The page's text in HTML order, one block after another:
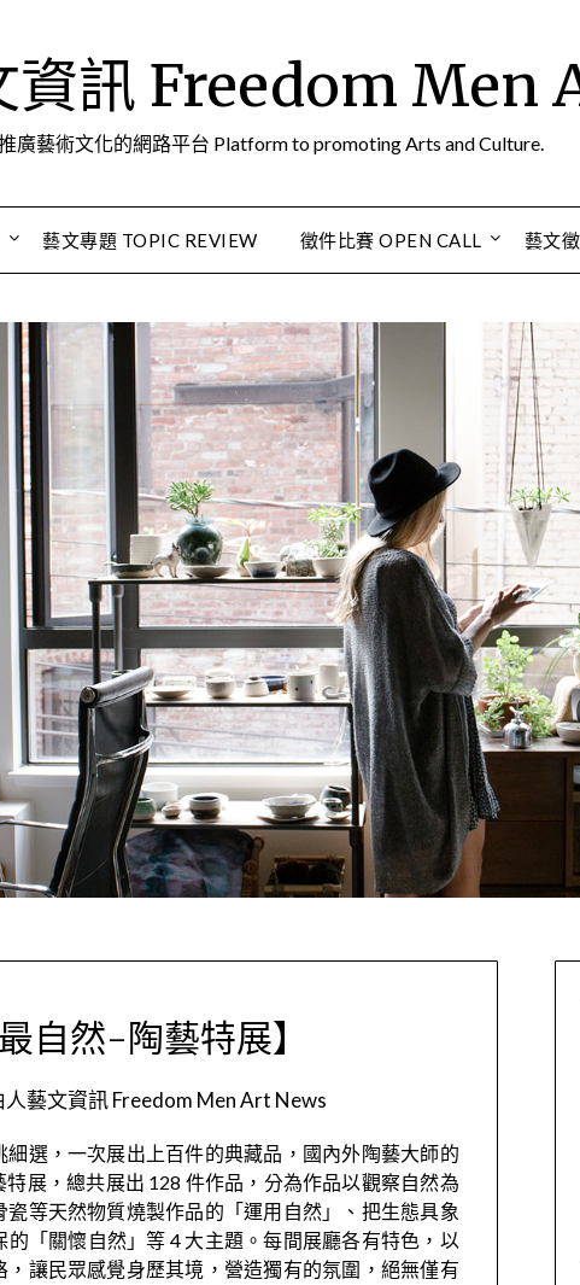
資訊 Freedom Men
廣藝術文化的網路平台 Platform to promoting Arts and Culture.
藝文專題 TOPIC REVIEW 徵件比賽 OPEN CALL 藝文
自然-陶藝特展】
人藝文資訊 Freedom Men Art News
選，一次展出上百件的典藏品，國內外陶藝大師的
展，總共展出 128 件作品，分為作品以觀察自然為
等天然物質燒製作品的「運用自然」、把生態具象
「關懷自然」等 4 大主題。每間展廳各有特色，以
讓民眾感覺身歷其境，營造獨有的氛圍，絕無僅有